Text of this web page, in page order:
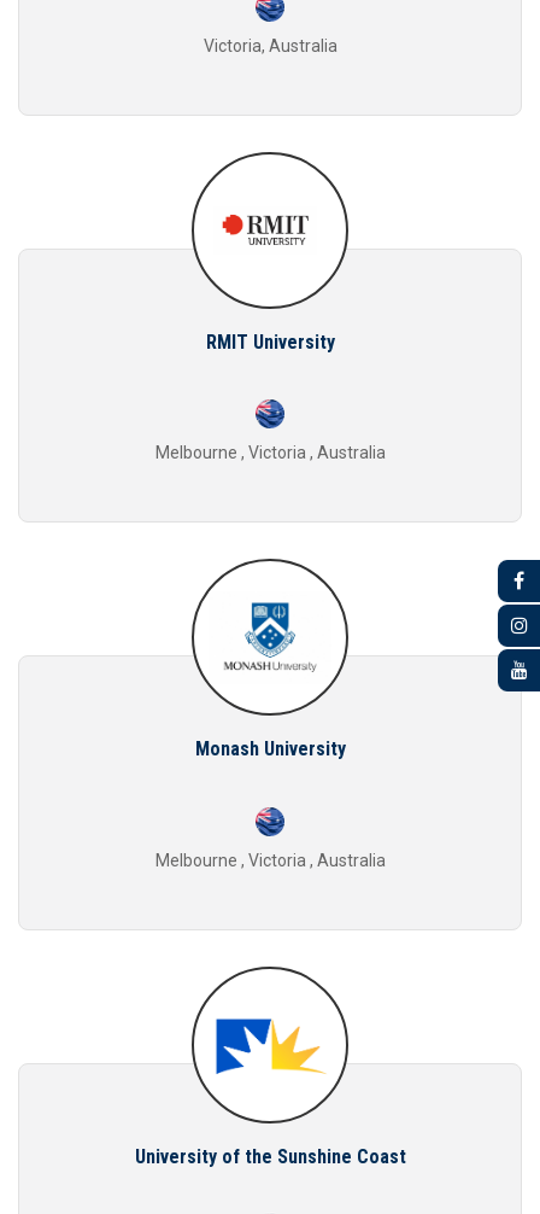
Victoria, Australia
RMIT University
Melbourne , Victoria , Australia
Monash University
Melbourne , Victoria , Australia
University of the Sunshine Coast